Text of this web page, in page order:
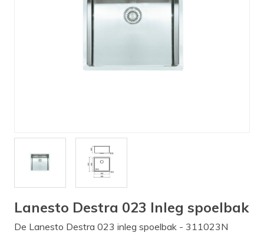
Voedselrestenvermalers
Wastafels
Lanesto Destra 023 Inleg spoelbak
De Lanesto Destra 023 inleg spoelbak - 311023N